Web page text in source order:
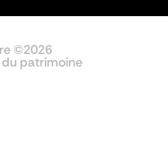
©2026
patrimoine